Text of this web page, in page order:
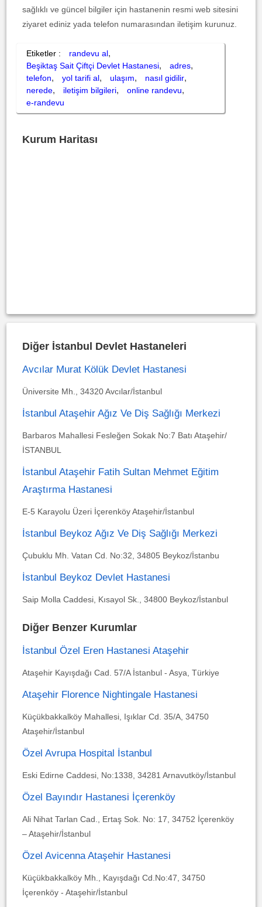
sağlıklı ve güncel bilgiler için hastanenin resmi web sitesini
ziyaret ediniz yada telefon numarasından iletişim kurunuz.
Etiketler : randevu al,
Beşiktaş Sait Çiftçi Devlet Hastanesi, adres,
telefon, yol tarifi al, ulaşım, nasıl gidilir,
nerede, iletişim bilgileri, online randevu,
e-randevu
Kurum Haritası
Diğer İstanbul Devlet Hastaneleri
Avcılar Murat Kölük Devlet Hastanesi
Üniversite Mh., 34320 Avcılar/İstanbul
İstanbul Ataşehir Ağız Ve Diş Sağlığı Merkezi
Barbaros Mahallesi Fesleğen Sokak No:7 Batı Ataşehir/
İSTANBUL
İstanbul Ataşehir Fatih Sultan Mehmet Eğitim
Araştırma Hastanesi
E-5 Karayolu Üzeri İçerenköy Ataşehir/İstanbul
İstanbul Beykoz Ağız Ve Diş Sağlığı Merkezi
Çubuklu Mh. Vatan Cd. No:32, 34805 Beykoz/İstanbu
İstanbul Beykoz Devlet Hastanesi
Saip Molla Caddesi, Kısayol Sk., 34800 Beykoz/İstanbul
Diğer Benzer Kurumlar
İstanbul Özel Eren Hastanesi Ataşehir
Ataşehir Kayışdağı Cad. 57/A İstanbul - Asya, Türkiye
Ataşehir Florence Nightingale Hastanesi
Küçükbakkalköy Mahallesi, Işıklar Cd. 35/A, 34750
Ataşehir/İstanbul
Özel Avrupa Hospital İstanbul
Eski Edirne Caddesi, No:1338, 34281 Arnavutköy/İstanbul
Özel Bayındır Hastanesi İçerenköy
Ali Nihat Tarlan Cad., Ertaş Sok. No: 17, 34752 İçerenköy
– Ataşehir/İstanbul
Özel Avicenna Ataşehir Hastanesi
Küçükbakkalköy Mh., Kayışdağı Cd.No:47, 34750
İçerenköy - Ataşehir/İstanbul